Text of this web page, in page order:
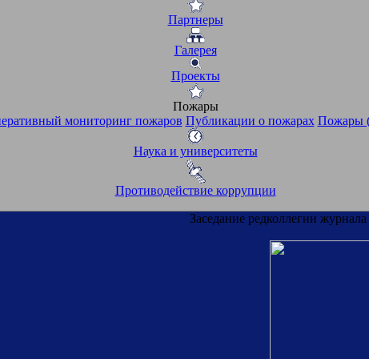
Партнеры
Галерея
Проекты
Пожары
мониторинг пожаров Публикации о пожарах Пожары
Наука и университеты
Противодействие коррупции
Заседание редколлегии